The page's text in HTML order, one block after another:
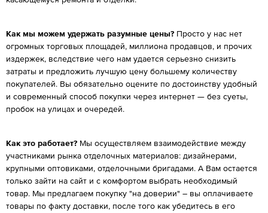
Как мы можем удержать разумные цены? Просто у нас нет
огромных торговых площадей, миллиона продавцов, и прочих
издержек, вследствие чего нам удается серьезно снизить
затраты и предложить лучшую цену большему количеству
покупателей. Вы обязательно оцените по достоинству удобный
и современный способ покупки через интернет — без суеты,
пробок на улицах и очередей.
Как это работает? Мы осуществляем взаимодействие между
участниками рынка отделочных материалов: дизайнерами,
крупными оптовиками, отделочными бригадами. А Вам остается
только зайти на сайт и с комфортом выбрать необходимый
товар. Мы предлагаем покупку "на доверии" – вы оплачиваете
товары по факту доставки, после того как убедитесь в его